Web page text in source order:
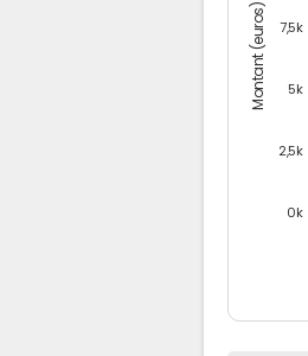
Montant (euros)
0k
2,5k
5k
7,5k